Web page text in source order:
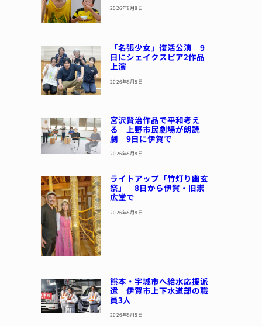
2026年8月8日
「名張少女」復活公演 9
日にシェイクスピア2作品
上演
2026年8月8日
宮沢賢治作品で平和考え
る 上野市民劇場が朗読
劇 9日に伊賀で
2026年8月8日
ライトアップ「竹灯り幽玄
祭」 8日から伊賀・旧崇
広堂で
2026年8月8日
熊本・宇城市へ給水応援派
遣 伊賀市上下水道部の職
員3人
2026年8月8日